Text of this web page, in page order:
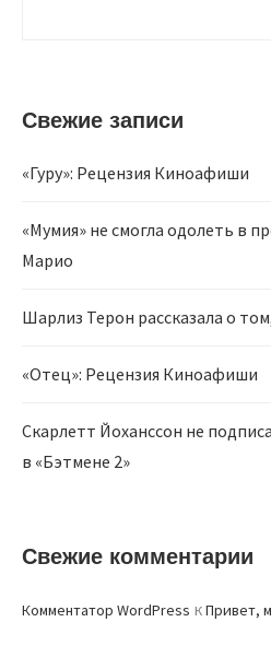
Свежие записи
«Гуру»: Рецензия Киноафиши
«Мумия» не смогла одолеть в
Марио
Шарлиз Терон рассказала о
«Отец»: Рецензия Киноафиши
Скарлетт Йоханссон не
в «Бэтмене 2»
Свежие комментарии
Комментатор WordPress кПривет,